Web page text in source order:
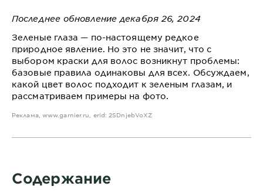
Последнее обновление декабря 26, 2024
Зеленые глаза — по-настоящему редкое
природное явление. Но это не значит, что с
выбором краски для волос возникнут проблемы:
базовые правила одинаковы для всех. Обсуждаем,
какой цвет волос подходит к зеленым глазам, и
рассматриваем примеры на фото.
Реклама, www.garnier.ru , erid: 2SDnjebVoXZ
Содержание